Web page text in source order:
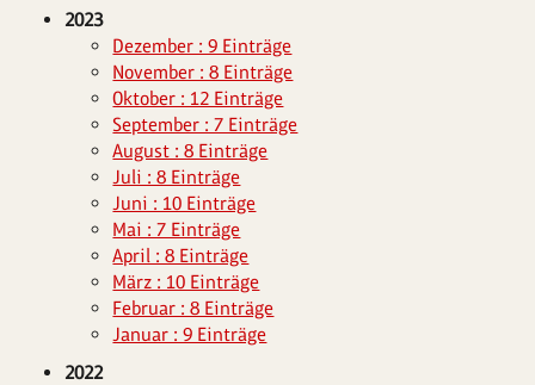
2023
Dezember : 9 Einträge
November : 8 Einträge
Oktober : 12 Einträge
September : 7 Einträge
August : 8 Einträge
Juli : 8 Einträge
Juni : 10 Einträge
Mai : 7 Einträge
April : 8 Einträge
März : 10 Einträge
Februar : 8 Einträge
Januar : 9 Einträge
2022